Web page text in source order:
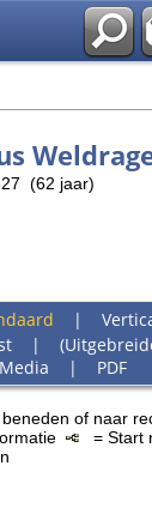
(62 jaar)
|
|
Media | PDF
of naar
= Start